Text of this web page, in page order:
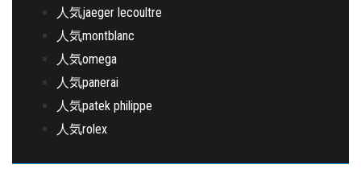
人気jaeger lecoultre
人気montblanc
人気omega
人気panerai
人気patek philippe
人気rolex